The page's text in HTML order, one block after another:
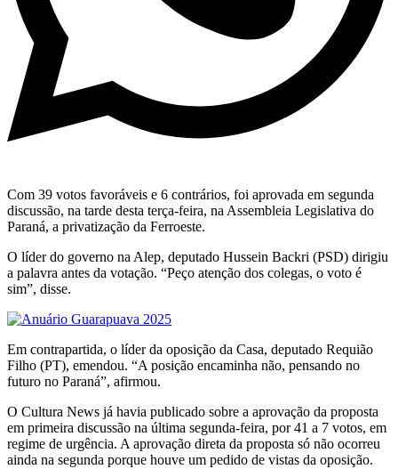
Com 39 votos favoráveis e 6 contrários, foi aprovada em segunda
discussão, na tarde desta terça-feira, na Assembleia Legislativa do
Paraná, a privatização da Ferroeste.
O líder do governo na Alep, deputado Hussein Backri (PSD) dirigiu
a palavra antes da votação. “Peço atenção dos colegas, o voto é
sim”, disse.
Em contrapartida, o líder da oposição da Casa, deputado Requião
Filho (PT), emendou. “A posição encaminha não, pensando no
futuro no Paraná”, afirmou.
O Cultura News já havia publicado sobre a aprovação da proposta
em primeira discussão na última segunda-feira, por 41 a 7 votos, em
regime de urgência. A aprovação direta da proposta só não ocorreu
ainda na segunda porque houve um pedido de vistas da oposição.